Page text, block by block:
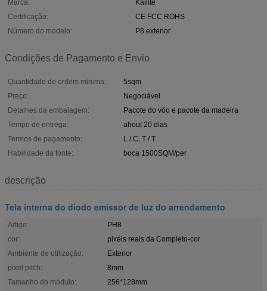
Marca:
Kailite
Certificação:
CE FCC ROHS
Número do modelo:
P8 exterior
Condições de Pagamento e Envio
Quantidade de ordem mínima:
5sqm
Preço:
Negociável
Detalhes da embalagem:
Pacote do vôo e pacote da madeira
Tempo de entrega:
ahout 20 dias
Termos de pagamento:
L / C, T / T
Habilidade da fonte:
boca 1500SQM/per
descrição
Tela interna do diodo emissor de luz do arrendamento
Artigo:
PH8
cor:
pixéis reais da Completo-cor
Ambiente de utilização:
Exterior
pixel pitch:
8mm
Tamanho do módulo:
256*128mm